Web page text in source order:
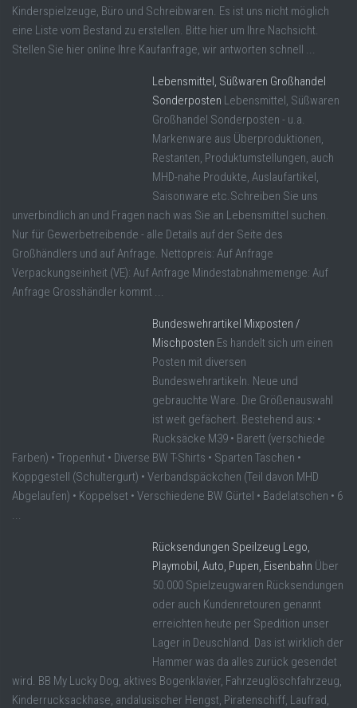
Kinderspielzeuge, Büro und Schreibwaren. Es ist uns nicht möglich
eine Liste vom Bestand zu erstellen. Bitte hier um Ihre Nachsicht.
Stellen Sie hier online Ihre Kaufanfrage, wir antworten schnell ...
Lebensmittel, Süßwaren Großhandel
Sonderposten Lebensmittel, Süßwaren
Großhandel Sonderposten - u.a.
Markenware aus Überproduktionen,
Restanten, Produktumstellungen, auch
MHD-nahe Produkte, Auslaufartikel,
Saisonware etc.Schreiben Sie uns
unverbindlich an und Fragen nach was Sie an Lebensmittel suchen.
Nur für Gewerbetreibende - alle Details auf der Seite des
Großhändlers und auf Anfrage. Nettopreis: Auf Anfrage
Verpackungseinheit (VE): Auf Anfrage Mindestabnahmemenge: Auf
Anfrage Grosshändler kommt ...
Bundeswehrartikel Mixposten /
Mischposten Es handelt sich um einen
Posten mit diversen
Bundeswehrartikeln. Neue und
gebrauchte Ware. Die Größenauswahl
ist weit gefächert. Bestehend aus: •
Rucksäcke M39 • Barett (verschiede
Farben) • Tropenhut • Diverse BW T-Shirts • Sparten Taschen •
Koppgestell (Schultergurt) • Verbandspäckchen (Teil davon MHD
Abgelaufen) • Koppelset • Verschiedene BW Gürtel • Badelatschen • 6
...
Rücksendungen Speilzeug Lego,
Playmobil, Auto, Pupen, Eisenbahn Über
50.000 Spielzeugwaren Rücksendungen
oder auch Kundenretouren genannt
erreichten heute per Spedition unser
Lager in Deuschland. Das ist wirklich der
Hammer was da alles zurück gesendet
wird. BB My Lucky Dog, aktives Bogenklavier, Fahrzeuglöschfahrzeug,
Kinderrucksackhase, andalusischer Hengst, Piratenschiff, Laufrad,